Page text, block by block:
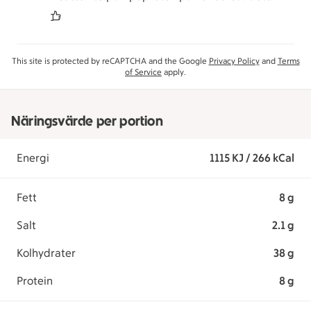
This site is protected by reCAPTCHA and the Google Privacy Policyand Terms
of Service apply.
Näringsvärde per portion
Energi 1115 KJ / 266 kCal
Fett 8 g
Salt 2.1 g
Kolhydrater 38 g
Protein 8 g